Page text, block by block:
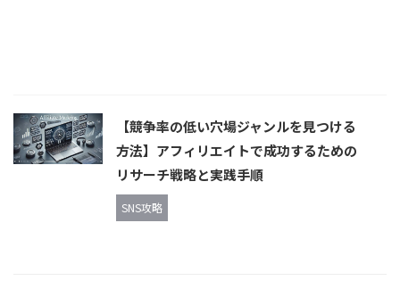
【競争率の低い穴場ジャンルを見つける
方法】アフィリエイトで成功するための
リサーチ戦略と実践手順
SNS攻略